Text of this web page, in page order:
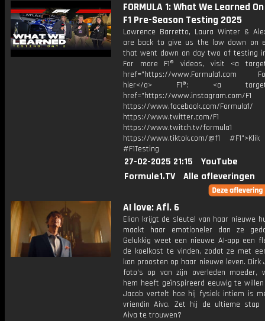
FORMULA 1: What We Learned
F1 Pre-Season Testing 2025
Lawrence Barretto, Laura Winter &
are back to give us the low down on
that went down on day two of testing
For more F1® videos, visit <a
href="https://www.Formula1.com
hier</a> F1®: <a
href="https://www.instagram.com/F1
https://www.facebook.com/Formula1/
https://www.twitter.com/F1
https://www.twitch.tv/formula1
https://www.tiktok.com/@f1
#F1Testing
27-02-2025 21:15
YouTube
Formule1.TV
Alle afleveringen
AI love: Afl. 6
Elian krijgt de sleutel van haar nieuwe
maakt haar emotioneler dan ze
Gelukkig weet een nieuwe AI-app een
de koelkast te vinden, zodat ze met
kan proosten op haar nieuwe leven. Dirk
foto's op van zijn overleden moeder,
hem heeft geïnspireerd eeuwig te willen
Jacob vertelt hoe hij fysiek intiem is
vriendin Aiva. Zet hij de ultieme stap
Aiva te trouwen?